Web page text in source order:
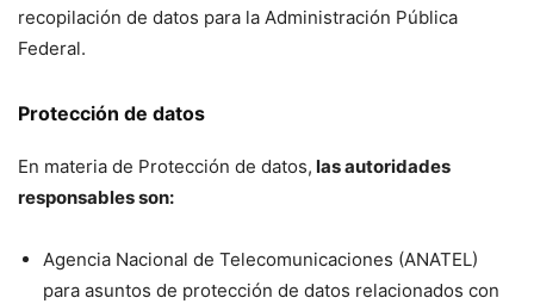
recopilación de datos para la Administración Pública
Federal.
Protección de datos
En materia de Protección de datos, las autoridades
responsables son:
Agencia Nacional de Telecomunicaciones (ANATEL)
para asuntos de protección de datos relacionados con